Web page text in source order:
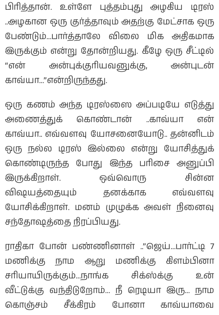
பிரித்தான். உள்ளே புத்தம்புது அழகிய டிரஸ்
..அழகான ஒரு குர்த்தாவும் அதற்கு மேட்சாக ஒரு
பேண்டும்…பார்த்தாலே விலை மிக அதிகமாக
இருக்கும் என்று தோன்றியது. கீழே ஒரு சீட்டில்
“என் அன்புக்குரியவனுக்கு, அன்புடன்
காவ்யா…”என்றிருந்தது.
ஒரு கணம் அந்த டிரஸ்ஸை அப்படியே எடுத்து
அணைத்துக் கொண்டான் ..காவ்யா என்
காவ்யா.. எவ்வளவு யோசனையோடு.. தன்னிடம்
ஒரு நல்ல டிரஸ் இல்லை என்று யோசித்துக்
கொண்டிருந்த போது இந்த பரிசை அனுப்பி
இருக்கிறாள். ஒவ்வொரு சின்ன
விஷயத்தையும் தனக்காக எவ்வளவு
யோசிக்கிறாள். மனம் முழுக்க அவள் நினைவு
சந்தோஷத்தை நிரப்பியது.
ராதிகா போன் பண்ணினாள் ..”ஜெய்…பார்ட்டி 7
மணிக்கு நாம ஆறு மணிக்கு கிளம்பினா
சரியாயிருக்கும்…நாங்க சிக்ஸ்க்கு உன்
வீட்டுக்கு வந்திடுறோம்… நீ ரெடியா இரு… நாம
கொஞ்சம் சீக்கிரம் போனா காவ்யாவை